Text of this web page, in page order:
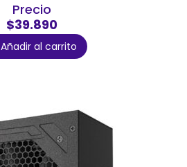
Precio
$39.890
Añadir al carrito